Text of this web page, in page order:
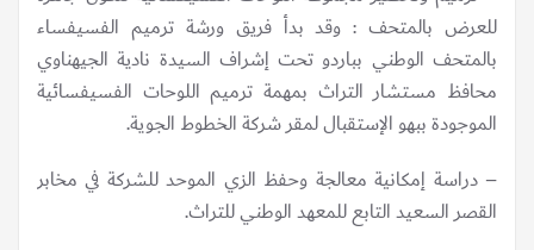
للعرض بالمتحف : وقد بدأ فريق ورشة ترميم الفسيفساء
بالمتحف الوطني بباردو تحت إشراف السيدة نادية الجيهناوي
محافظ مستشار التراث بمهمة ترميم اللوحات الفسيفسائية
الموجودة ببهو الإستقبال لمقر شركة الخطوط الجوية.
– دراسة إمكانية معالجة وحفظ الزي الموحد للشركة في مخابر
القصر السعيد التابع للمعهد الوطني للتراث.